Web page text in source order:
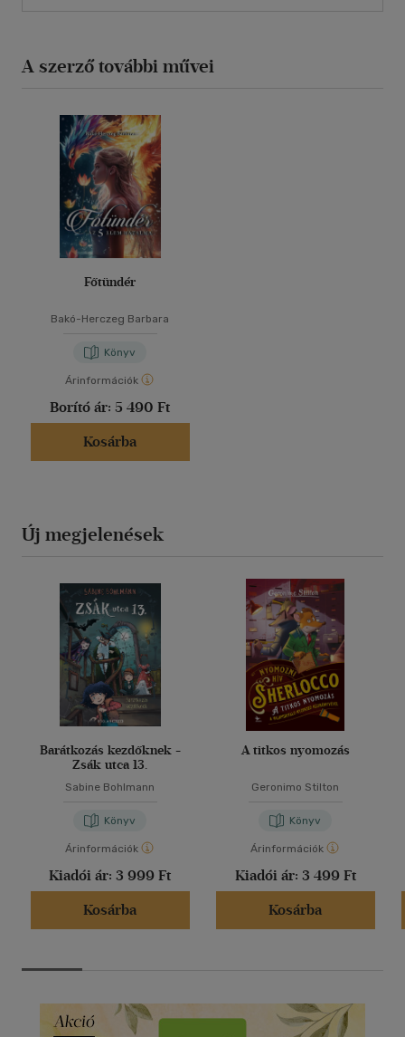
A szerző további művei
Főtündér
Bakó-Herczeg Barbara
Könyv
Árinformációk
Borító ár: 5 490 Ft
Kosárba
Új megjelenések
Barátkozás kezdőknek -
Zsák utca 13.
Sabine Bohlmann
Könyv
Árinformációk
Kiadói ár: 3 999 Ft
Kosárba
A titkos nyomozás
Geronimo Stilton
Könyv
Árinformációk
Kiadói ár: 3 499 Ft
Kosárba